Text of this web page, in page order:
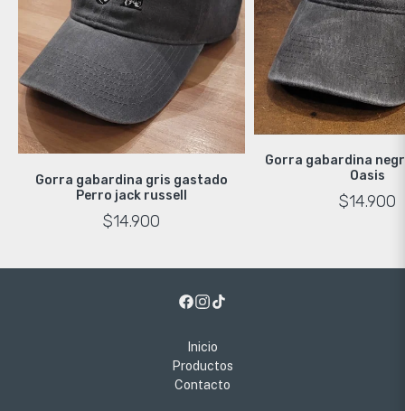
Gorra gabardina gris gastado
Perro jack russell
$14.900
Gorra gabardina
Oasis
$14.900
Inicio
Productos
Contacto